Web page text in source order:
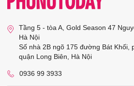
Tầng 5 - tòa A, Gold Season 47
Hà Nội
Số nhà 2B ngõ 175 đường Bát Khối,
quận Long Biên, Hà Nội
0936 99 3933